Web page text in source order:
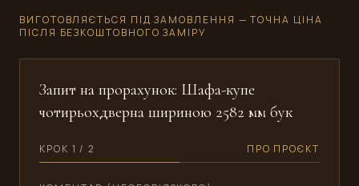
ВИГОТОВЛЯЄТЬСЯ ПІД ЗАМОВЛЕННЯ — ТОЧНА ЦІНА
ПІСЛЯ БЕЗКОШТОВНОГО ЗАМІРУ
Запит на прорахунок: Шафа-купе
чотирьохдверна шириною 2582 мм бук
КРОК 1 / 2 ПРО ПРОЄКТ